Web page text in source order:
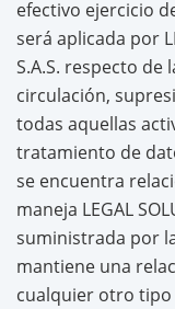
efectivo ejercicio
será aplicada por
S.A.S. respecto
circulación,
todas aquellas
tratamiento de
se encuentra
maneja LEGAL
suministrada por
mantiene una
cualquier otro tipo